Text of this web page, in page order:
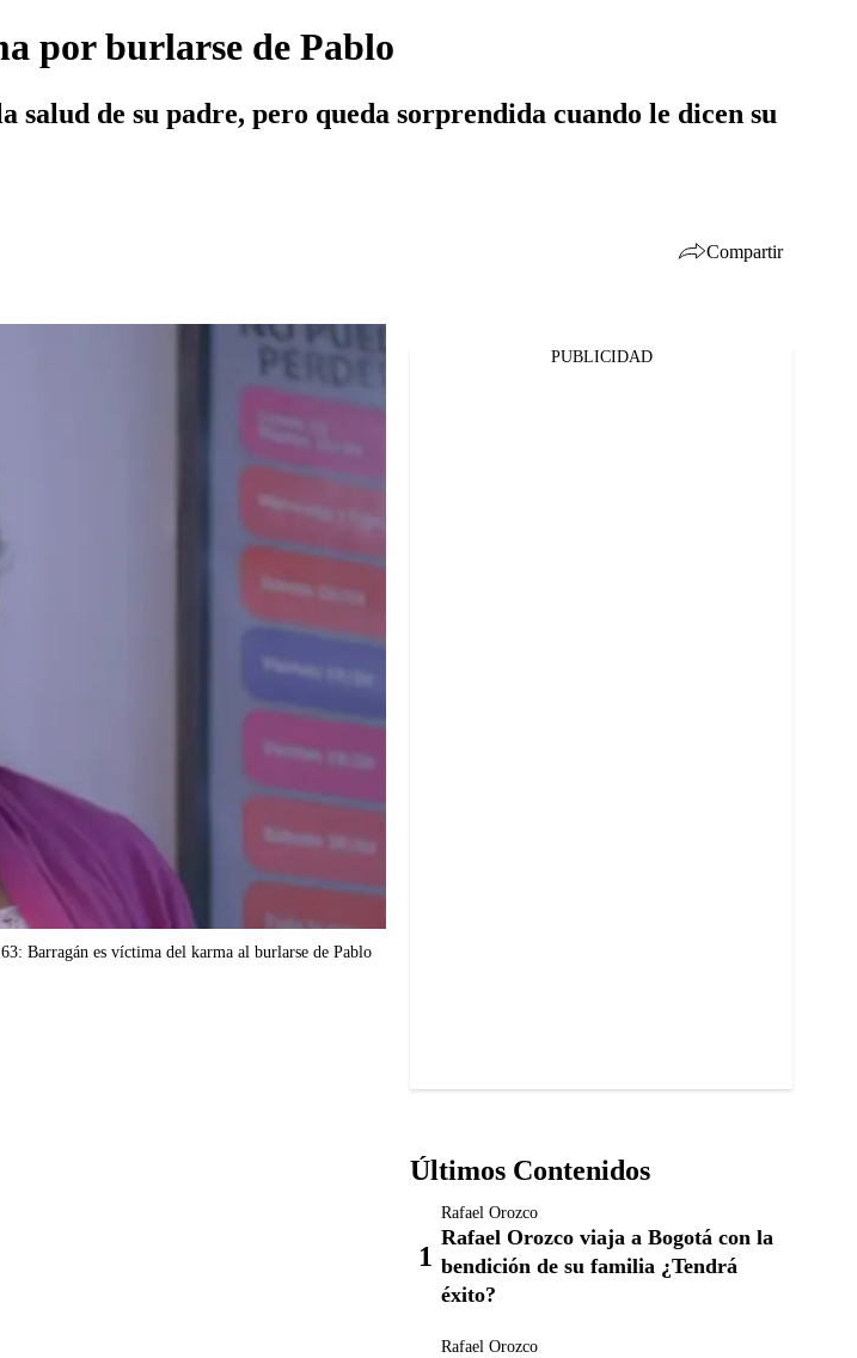
por burlarse de Pablo
de su padre, pero queda sorprendida cuando le dicen su
Compartir
Barragán es víctima del karma al burlarse de Pablo
PUBLICIDAD
Últimos Contenidos
Rafael Orozco
Rafael Orozco viaja a Bogotá con la
bendición de su familia ¿Tendrá
éxito?
Rafael Orozco